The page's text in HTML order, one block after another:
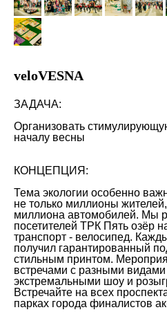
veloVESNA
ЗАДАЧА:
Организовать
началу весны
КОНЦЕПЦИЯ:
Тема экологии особенно
не только миллионы
миллиона автомобилей. Мы
посетителей ТРК Пять озёр
транспорт - велосипед.
получил гарантированный
стильным принтом.
встречами с разными
экстремальными шоу и
Встречайте на всех
парках города финалистов